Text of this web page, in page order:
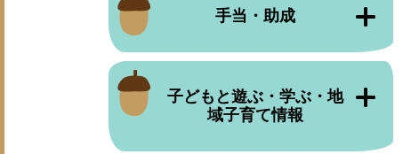
手当・助成
子どもと遊ぶ・学ぶ・地
域子育て情報